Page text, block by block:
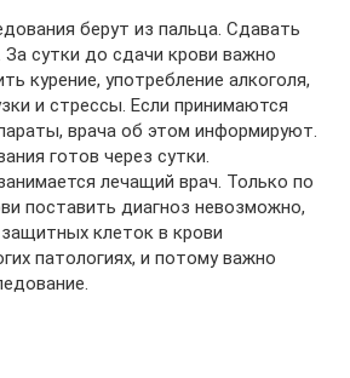
берут из пальца. Сдавать
сутки до сдачи крови важно
курение, употребление алкоголя,
и стрессы. Если принимаются
врача об этом информируют.
готов через сутки.
лечащий врач. Только по
поставить диагноз невозможно,
клеток в крови
патологиях, и потому важно